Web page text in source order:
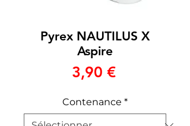
Pyrex NAUTILUS X
Aspire
3,90 €Prix
Contenance *